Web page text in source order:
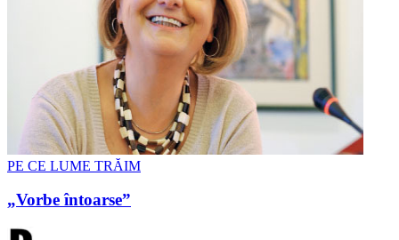
PE CE LUME TRĂIM
„Vorbe întoarse”